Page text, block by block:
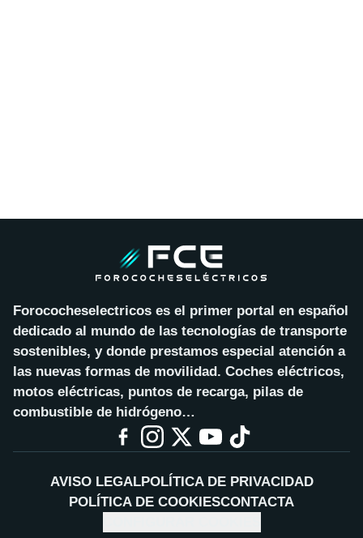
Forococheselectricos es el primer portal en español
dedicado al mundo de las tecnologías de transporte
sostenibles, y donde prestamos especial atención a
las nuevas formas de movilidad. Coches eléctricos,
motos eléctricas, puntos de recarga, pilas de
combustible de hidrógeno…
AVISO LEGALPOLÍTICA DE PRIVACIDAD
POLÍTICA DE COOKIESCONTACTA